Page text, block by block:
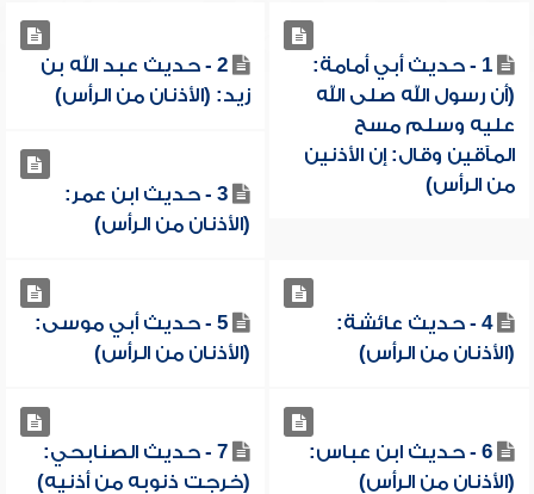
1 - حديث أبي أمامة:
(أن رسول الله صلى الله
عليه وسلم مسح
المآقين وقال: إن الأذنين
من الرأس)
2 - حديث عبد الله بن
زيد: (الأذنان من الرأس)
3 - حديث ابن عمر:
(الأذنان من الرأس)
4 - حديث عائشة:
(الأذنان من الرأس)
5 - حديث أبي موسى:
(الأذنان من الرأس)
6 - حديث ابن عباس:
(الأذنان من الرأس)
7 - حديث الصنابحي:
(خرجت ذنوبه من أذنيه)